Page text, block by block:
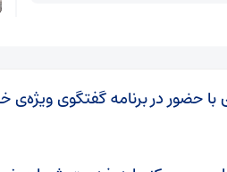
حضور در برنامه گفتگوی ویژه‌ی